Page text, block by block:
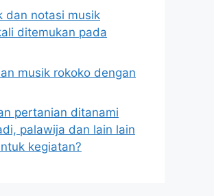
dan notasi musik
ditemukan pada
musik rokoko dengan
pertanian ditanami
palawija dan lain lain
kegiatan?